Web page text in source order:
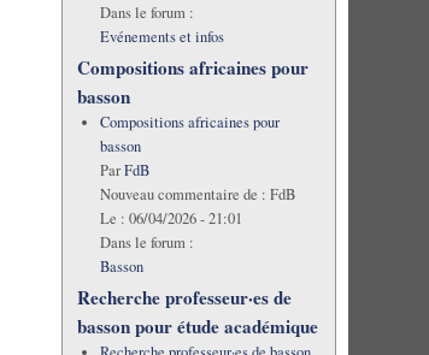
Dans le forum :
Evénements et infos
Compositions africaines pour
basson
Compositions africaines pour
basson
ParFdB
Nouveau commentaire de : FdB
Le : 06/04/2026 - 21:01
Dans le forum :
Basson
Recherche professeur·es de
basson pour étude académique